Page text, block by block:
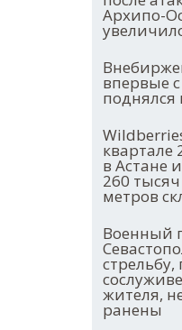
Архипо-
впервые
поднялся
квартале
в Астане
260
метров
Военный
стрельбу,
жителя,
ранены